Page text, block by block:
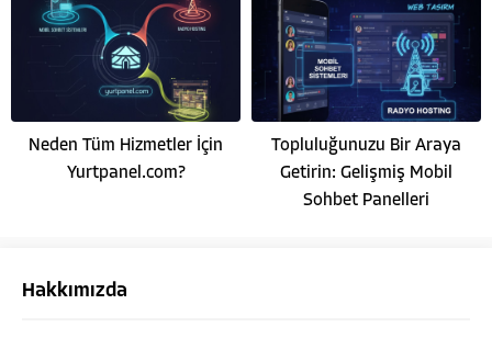
Neden Tüm Hizmetler İçin
Yurtpanel.com?
Topluluğunuzu Bir Araya
Getirin: Gelişmiş Mobil
Sohbet Panelleri
Hakkımızda